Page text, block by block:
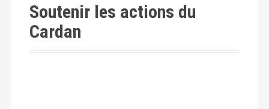
Soutenir les actions du
Cardan